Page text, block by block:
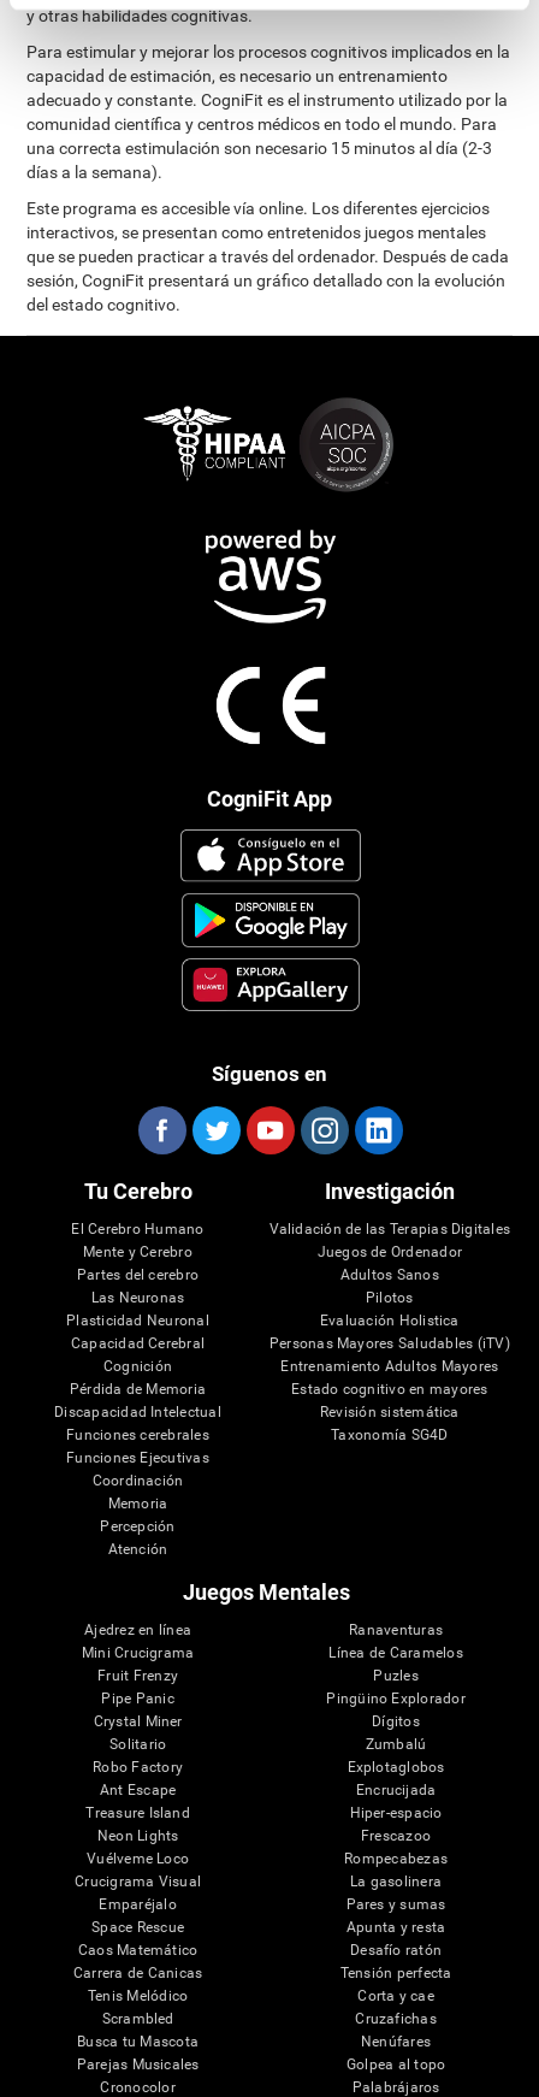
y otras habilidades cognitivas.
Para estimular y mejorar los procesos cognitivos implicados en la
capacidad de estimación, es necesario un entrenamiento
adecuado y constante. CogniFit es el instrumento utilizado por la
comunidad científica y centros médicos en todo el mundo. Para
una correcta estimulación son necesario 15 minutos al día (2-3
días a la semana).
Este programa es accesible vía online. Los diferentes ejercicios
interactivos, se presentan como entretenidos juegos mentales
que se pueden practicar a través del ordenador. Después de cada
sesión, CogniFit presentará un gráfico detallado con la evolución
del estado cognitivo.
CogniFit App
Síguenos en
Tu Cerebro
El Cerebro Humano
Mente y Cerebro
Partes del cerebro
Las Neuronas
Plasticidad Neuronal
Capacidad Cerebral
Cognición
Pérdida de Memoria
Discapacidad Intelectual
Funciones cerebrales
Funciones Ejecutivas
Coordinación
Memoria
Percepción
Atención
Investigación
Validación de las Terapias Digitales
Juegos de Ordenador
Adultos Sanos
Pilotos
Evaluación Holistica
Personas Mayores Saludables (iTV)
Entrenamiento Adultos Mayores
Estado cognitivo en mayores
Revisión sistemática
Taxonomía SG4D
Juegos Mentales
Ajedrez en línea
Mini Crucigrama
Fruit Frenzy
Pipe Panic
Crystal Miner
Solitario
Robo Factory
Ant Escape
Treasure Island
Neon Lights
Vuélveme Loco
Crucigrama Visual
Emparéjalo
Space Rescue
Caos Matemático
Carrera de Canicas
Tenis Melódico
Scrambled
Busca tu Mascota
Parejas Musicales
Cronocolor
Ranaventuras
Línea de Caramelos
Puzles
Pingüino Explorador
Dígitos
Zumbalú
Explotaglobos
Encrucijada
Hiper-espacio
Frescazoo
Rompecabezas
La gasolinera
Pares y sumas
Apunta y resta
Desafío ratón
Tensión perfecta
Corta y cae
Cruzafichas
Nenúfares
Golpea al topo
Palabrájaros